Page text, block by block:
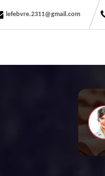
lefebvre.2311@gmail.com